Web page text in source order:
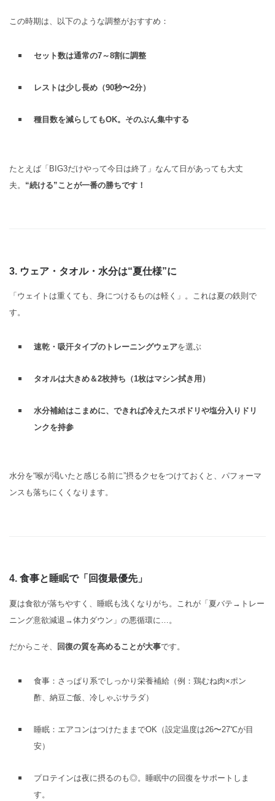
この時期は、以下のような調整がおすすめ：
セット数は通常の7～8割に調整
レストは少し長め（90秒〜2分）
種目数を減らしてもOK。そのぶん集中する
たとえば「BIG3だけやって今日は終了」なんて日があっても大丈
夫。 “続ける”ことが一番の勝ちです！
3. ウェア・タオル・水分は“夏仕様”に
「ウェイトは重くても、身につけるものは軽く」。これは夏の鉄則で
す。
速乾・吸汗タイプのトレーニングウェアを選ぶ
タオルは大きめ＆2枚持ち（1枚はマシン拭き用）
水分補給はこまめに、できれば冷えたスポドリや塩分入りドリ
ンクを持参
水分を“喉が渇いたと感じる前に”摂るクセをつけておくと、パフォーマ
ンスも落ちにくくなります。
4. 食事と睡眠で「回復最優先」
夏は食欲が落ちやすく、睡眠も浅くなりがち。これが「夏バテ→トレー
ニング意欲減退→体力ダウン」の悪循環に…。
だからこそ、 回復の質を高めることが大事です。
食事：さっぱり系でしっかり栄養補給（例：鶏むね肉×ポン
酢、納豆ご飯、冷しゃぶサラダ）
睡眠：エアコンはつけたままでOK（設定温度は26〜27℃が目
安）
プロテインは夜に摂るのも◎。睡眠中の回復をサポートしま
す。